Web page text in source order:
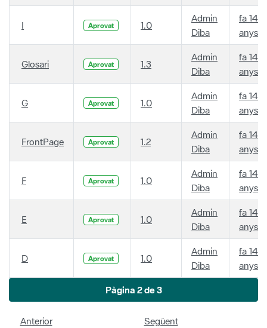
I Aprovat 1.0
Admin
Diba
fa 14
anys
Glosari Aprovat 1.3
Admin
Diba
fa 14
anys
G Aprovat 1.0
Admin
Diba
fa 14
anys
FrontPage Aprovat 1.2
Admin
Diba
fa 14
anys
F Aprovat 1.0
Admin
Diba
fa 14
anys
E Aprovat 1.0
Admin
Diba
fa 14
anys
D Aprovat 1.0
Admin
Diba
fa 14
anys
Pàgina 2 de 3
Anterior Següent